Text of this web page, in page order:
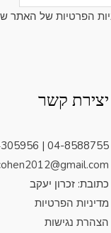
הפרטיות של האתר
יצירת קשר
04-8588755 | 0534305956
כתובת: זכרון יעקב
מדיניות הפרטיות
הצהרת נגישות